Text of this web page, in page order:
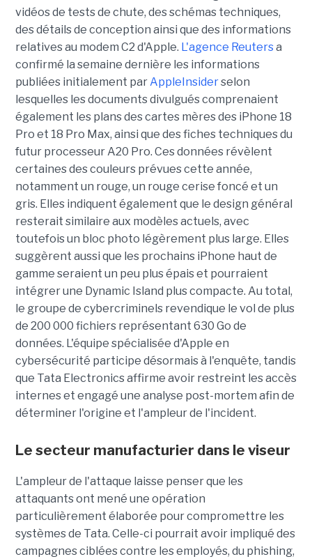
vidéos de tests de chute, des schémas techniques,
des détails de conception ainsi que des informations
relatives au modem C2 d'Apple. L'agence Reutersa
confirmé la semaine dernière les informations
publiées initialement parAppleInsiderselon
lesquelles les documents divulgués comprenaient
également les plans des cartes mères des iPhone 18
Pro et 18 Pro Max, ainsi que des fiches techniques du
futur processeur A20 Pro. Ces données révèlent
certaines des couleurs prévues cette année,
notamment un rouge, un rouge cerise foncé et un
gris. Elles indiquent également que le design général
resterait similaire aux modèles actuels, avec
toutefois un bloc photo légèrement plus large. Elles
suggèrent aussi que les prochains iPhone haut de
gamme seraient un peu plus épais et pourraient
intégrer une Dynamic Island plus compacte. Au total,
le groupe de cybercriminels revendique le vol de plus
de 200 000 fichiers représentant 630 Go de
données. L'équipe spécialisée d'Apple en
cybersécurité participe désormais à l'enquête, tandis
que Tata Electronics affirme avoir restreint les accès
internes et engagé une analyse post-mortem afin de
déterminer l'origine et l'ampleur de l'incident.
Le secteur manufacturier dans le viseur
L'ampleur de l'attaque laisse penser que les
attaquants ont mené une opération
particulièrement élaborée pour compromettre les
systèmes de Tata. Celle-ci pourrait avoir impliqué des
campagnes ciblées contre les employés, du phishing,